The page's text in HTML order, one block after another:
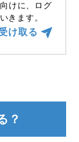
けに、ログ
きます。
け取る
？